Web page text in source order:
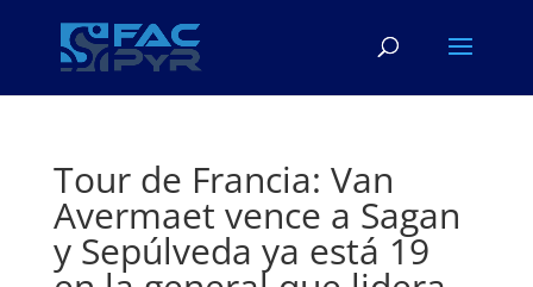
Tour de Francia: Van
Avermaet vence a Sagan
y Sepúlveda ya está 19